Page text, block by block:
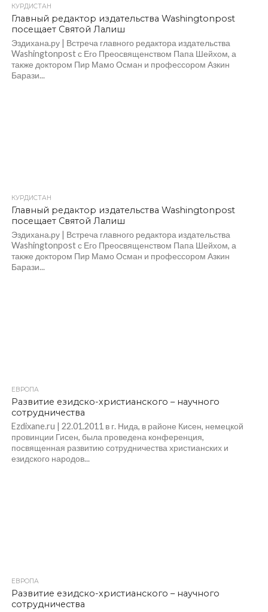
КУРДИСТАН
Главный редактор издательства Washingtonpost
посещает Святой Лалиш
Эздихана.ру | Встреча главного редактора издательства
Washingtonpost с Его Преосвященством Папа Шейхом, а
также доктором Пир Мамо Осман и профессором Азкин
Барази...
КУРДИСТАН
Главный редактор издательства Washingtonpost
посещает Святой Лалиш
Эздихана.ру | Встреча главного редактора издательства
Washingtonpost с Его Преосвященством Папа Шейхом, а
также доктором Пир Мамо Осман и профессором Азкин
Барази...
ЕВРОПА
Развитие езидско-христианского – научного
сотрудничества
Ezdixane.ru | 22.01.2011 в г. Нида, в районе Кисен, немецкой
провинции Гисен, была проведена конференция,
посвященная развитию сотрудничества христианских и
езидского народов...
ЕВРОПА
Развитие езидско-христианского – научного
сотрудничества